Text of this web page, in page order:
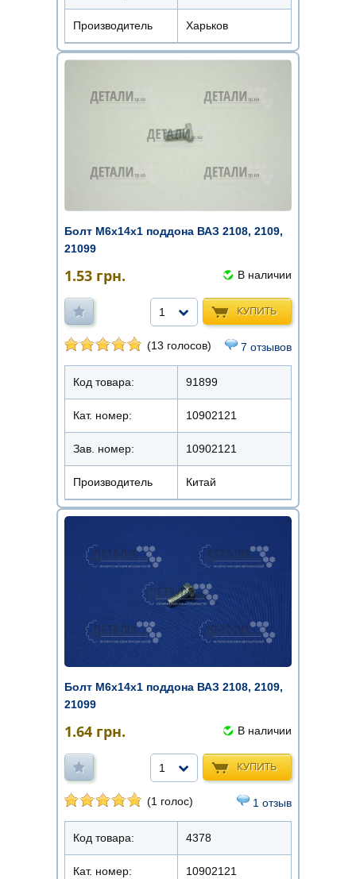
Производитель Харьков
Болт М6х14х1 поддона ВАЗ 2108, 2109,
21099
1.53 грн. В наличии
КУПИТЬ
1
(13 голосов) 7 отзывов
Код товара: 91899
Кат. номер: 10902121
Зав. номер: 10902121
Производитель Китай
Болт М6х14х1 поддона ВАЗ 2108, 2109,
21099
1.64 грн. В наличии
КУПИТЬ
1
(1 голос) 1 отзыв
Код товара: 4378
Кат. номер: 10902121